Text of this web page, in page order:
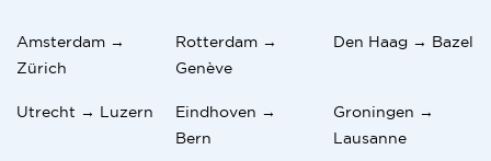
Amsterdam →
Zürich
Rotterdam →
Genève
Den Haag → Bazel
Utrecht → Luzern
Eindhoven →
Bern
Groningen →
Lausanne